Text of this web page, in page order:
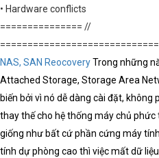
• Hardware conflicts
=============== //
NAS, SAN ReocoveryTrong những
Attached Storage, Storage Area
biến bởi vì nó dễ dàng cài đặt,
thay thế cho hệ thống máy chủ phức
giống như bất cứ phần cứng máy
tính dự phòng cao thì việc mất dữ